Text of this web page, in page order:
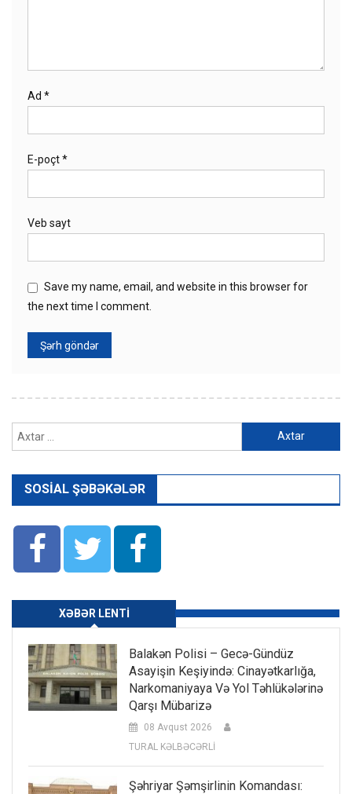
Ad *
E-poçt*
Veb sayt
Save my name, email, and website in this browser for
the next time I comment.
SOSIAL ŞƏBƏKƏLƏR
XƏBƏR LENTI
Balakən Polisi – Gecə-Gündüz
Asayişin Keşiyində: Cinayətkarlığa,
Narkomaniyaya Və Yol Təhlükələrinə
Qarşı Mübarizə
08 Avqust 2026
TURAL KƏLBƏCƏRLİ
Şəhriyar Şəmşirlinin Komandası: